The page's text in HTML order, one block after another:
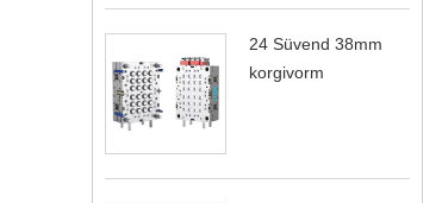
24 Süvend 38mm
korgivorm